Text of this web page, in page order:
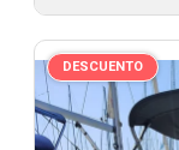
DESCUENTO